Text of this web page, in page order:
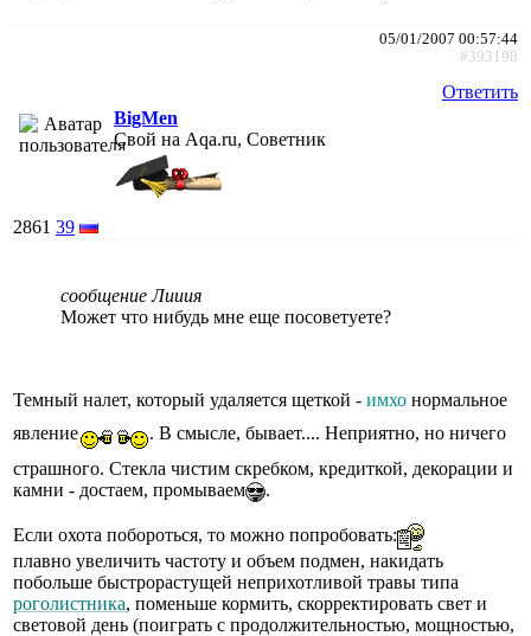
05/01/2007 00:57:44
#393198
Ответить
BigMen
Свой на Aqa.ru, Советник
2861 39
сообщение Лииия
Может что нибудь мне еще посоветуете?
Темный налет, который удаляется щеткой - имхо нормальное
явление
. В смысле, бывает.... Неприятно, но ничего
страшного. Стекла чистим скребком, кредиткой, декорации и
камни - достаем, промываем
.
Если охота побороться, то можно попробовать:
плавно увеличить частоту и объем подмен, накидать
побольше быстрорастущей неприхотливой травы типа
роголистника, поменьше кормить, скорректировать свет и
световой день (поиграть с продолжительностью, мощностью,